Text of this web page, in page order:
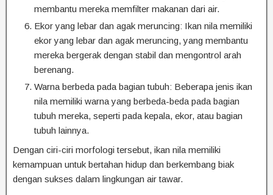
membantu mereka memfilter makanan dari air.
Ekor yang lebar dan agak meruncing: Ikan nila memiliki
ekor yang lebar dan agak meruncing, yang membantu
mereka bergerak dengan stabil dan mengontrol arah
berenang.
Warna berbeda pada bagian tubuh: Beberapa jenis ikan
nila memiliki warna yang berbeda-beda pada bagian
tubuh mereka, seperti pada kepala, ekor, atau bagian
tubuh lainnya.
Dengan ciri-ciri morfologi tersebut, ikan nila memiliki
kemampuan untuk bertahan hidup dan berkembang biak
dengan sukses dalam lingkungan air tawar.